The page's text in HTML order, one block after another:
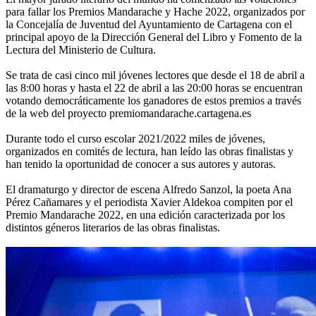
para fallar los Premios Mandarache y Hache 2022, organizados por
la Concejalía de Juventud del Ayuntamiento de Cartagena con el
principal apoyo de la Dirección General del Libro y Fomento de la
Lectura del Ministerio de Cultura.
Se trata de casi cinco mil jóvenes lectores que desde el 18 de abril a
las 8:00 horas y hasta el 22 de abril a las 20:00 horas se encuentran
votando democráticamente los ganadores de estos premios a través
de la web del proyecto premiomandarache.cartagena.es
Durante todo el curso escolar 2021/2022 miles de jóvenes,
organizados en comités de lectura, han leído las obras finalistas y
han tenido la oportunidad de conocer a sus autores y autoras.
El dramaturgo y director de escena Alfredo Sanzol, la poeta Ana
Pérez Cañamares y el periodista Xavier Aldekoa compiten por el
Premio Mandarache 2022, en una edición caracterizada por los
distintos géneros literarios de las obras finalistas.